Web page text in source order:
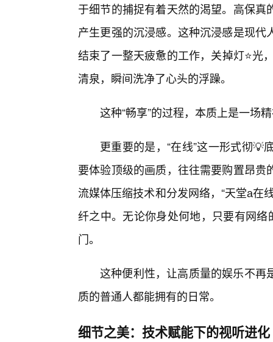
于细节的捕捉有着天然的渴望。高保
产生更强的沉浸感。这种沉浸感是现
结束了一整天疲惫的工作，关掉灯⭐光
清泉，瞬间洗净了心头的浮躁。
这种“畅享”的过程，本质上是一场
更重要的是，“在线”这一形式彻
要体验顶级的画质，往往需要购置昂
流媒体压缩技术和分发网络，“天堂а在
纤之中。无论你身处何地，只要有网
门。
这种便利性，让高质量的娱乐不再
质的普通人都能拥有的日常。
细节之美：技术赋能下的视听进化